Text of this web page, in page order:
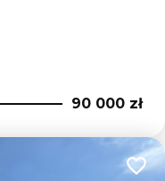
90 000 zł